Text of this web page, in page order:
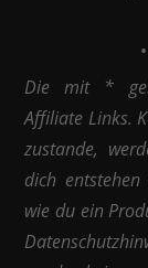
•
Die mit *
Affiliate Links.
zustande,
dich
wie du ein